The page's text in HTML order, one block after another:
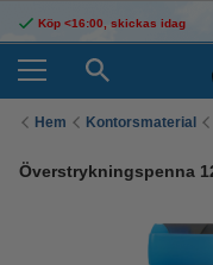
Köp <16:00, skickas idag
Hem Kontorsmaterial
Överstrykningspenna